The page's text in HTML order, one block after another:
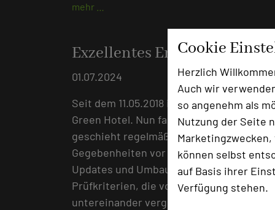
Cookie
Herzlich
Auch wir
so angenehm als
Nutzung der Seite
können selbst
auf Basis ihrer
Verfügung stehen.
mehr …
Exzellentes Ergebnis für
01.07.2024
Seit dem 11.05.2018 ist das Schloss
Green Hotel. Nun fand vor wenigen
geschieht regelmäßig alle drei Jahre
Gegebenheiten vor Ort kontrolliert. In
Updates und Umbaumaßnahmen. Jedes
Prüfkriterien, die von den Prüfern
untereinander vergleichbar.